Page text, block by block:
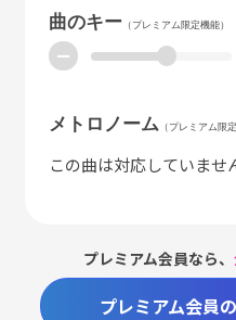
曲のキー（プレミアム限定機能）
ー
メトロノーム（プレミアム限定
この曲は対応していませ
プレミアム会員なら、
プレミアム会員